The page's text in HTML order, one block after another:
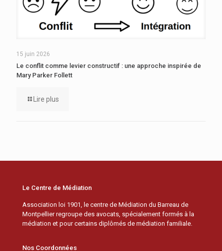
15 juin 2026
Le conflit comme levier constructif : une approche inspirée de
Mary Parker Follett
Lire plus
Le Centre de Médiation
Association loi 1901, le centre de Médiation du Barreau de
Montpellier regroupe des avocats, spécialement formés à la
médiation et pour certains diplômés de médiation familiale.
Nos Coordonnées